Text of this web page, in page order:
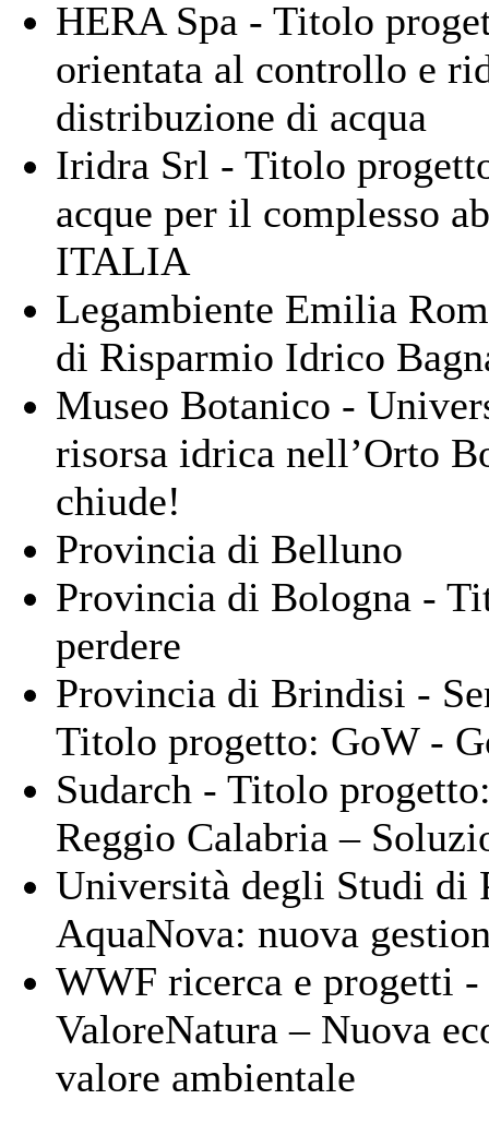
HERA Spa - Titolo
orientata al controllo e
distribuzione di acqua
Iridra Srl - Titolo
acque per il complesso
ITALIA
Legambiente Emilia
di Risparmio Idrico
Museo Botanico -
risorsa idrica nell’Orto
chiude!
Provincia di Belluno
Provincia di Bologna -
perdere
Provincia di Brindisi -
Titolo progetto: GoW -
Sudarch - Titolo
Reggio Calabria –
Università degli Studi di
AquaNova: nuova
WWF ricerca e progetti
ValoreNatura – Nuova
valore ambientale